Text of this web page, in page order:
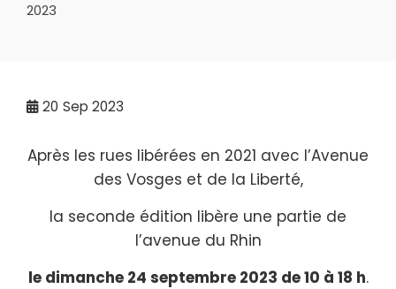
2023
20 Sep 2023
Après les rues libérées en 2021 avec l’Avenue
des Vosges et de la Liberté,
la seconde édition libère une partie de
l’avenue du Rhin
le dimanche 24 septembre 2023 de 10 à 18 h.